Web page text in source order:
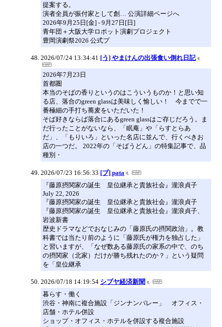
提案する。
演者全員が振付家として創… 公演詳細ページへ
2026年9月25日[金] - 9月27日[日]
青年団＋大阪大学ロボット演劇プロジェクト
豊岡演劇祭2026 公式プ
2026/07/24 13:34:41 [う] やまけんの出張食い倒れ日記
2026年7月23日
首都圏
本当のそばの香りというのはこういうものか！と思い知
る店、落合のgreen glassは美味しく愉しい！ 今までで一
番極細の手打ち蕎麦をいただいた！
そば好きならば落合にあるgreen glassはご存じだろう。ま
だ行ったことがないなら、「眠庵」や「らすとらあ
だ」、「もりいろ」といった名店に並んで、行くべきお
店の一つだ。 2022年の「そばうどん」の特集記事で、品
種別・
2026/07/23 16:56:33 [ブ] pata
『藤原摂関家の誕生 皇位継承と貴族社会』瀧浪貞子
July 22, 2026
『藤原摂関家の誕生 皇位継承と貴族社会』瀧浪貞子
『藤原摂関家の誕生 皇位継承と貴族社会』瀧浪貞子、
岩波新書
歴史ドラマなどでおなじみの「藤原氏の摂関政治」。教
科書では当たり前のように「藤原氏が権力を独占した」
と習いますが、「なぜ数ある藤原氏の家系の中で、のち
の摂関家（北家）だけが勝ち残れたのか？」という疑問
を「皇位継承
2026/07/18 14:19:54 シブヤ経済新聞
暮らす・働く
渋谷・神南に複合施設「ジンナンバレー」 オフィス・
店舗・ホテル併設
ショップ・オフィス・ホテルを併設する複合施設